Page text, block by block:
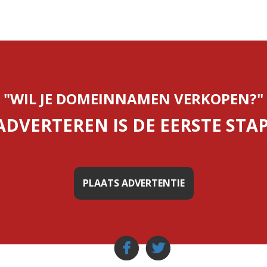
"WIL JE DOMEINNAMEN VERKOPEN?"
IS DE EERSTE
PLAATS ADVERTENTIE